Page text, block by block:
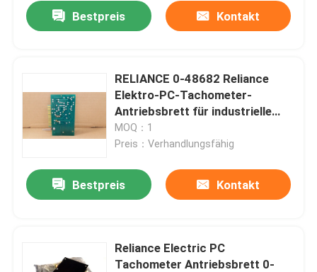
Bestpreis Kontakt
RELIANCE 0-48682 Reliance
Elektro-PC-Tachometer-
Antriebsbrett für industrielle
Automatisierung
MOQ：1
Preis：Verhandlungsfähig
Bestpreis Kontakt
Reliance Electric PC
Tachometer Antriebsbrett 0-